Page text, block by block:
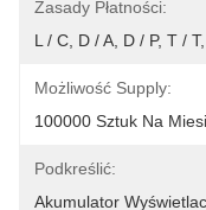
Zasady Płatności:
L / C, D / A, D / P, T /
Możliwość Supply:
100000 Sztuk Na
Podkreślić:
Akumulator